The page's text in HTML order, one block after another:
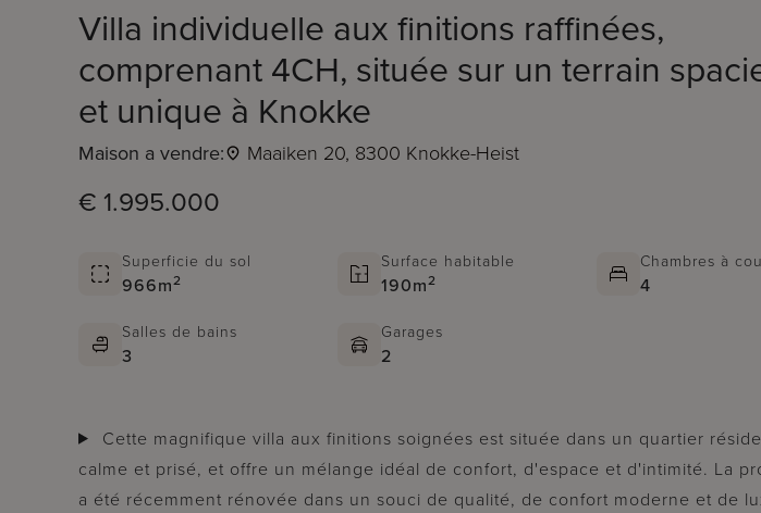
Villa individuelle aux finitions raffinées,
comprenant 4CH, située sur un terrain
et unique à Knokke
Maison a vendre: Maaiken 20, 8300 Knokke-Heist
€ 1.995.000
Superficie du sol
966m2
Surface habitable
190m2
Chambres à
4
Salles de bains
3
Garages
2
calme et prisé, et offre un mélange idéal de confort, d'espace et d'intimité. La
a été récemment rénovée dans un souci de qualité, de confort moderne et de